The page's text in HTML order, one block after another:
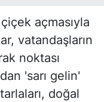
açmasıyla
vatandaşların
noktası
'sarı gelin'
doğal